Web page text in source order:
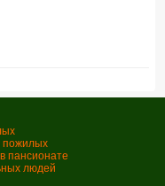
пожилых
пансионате
людей